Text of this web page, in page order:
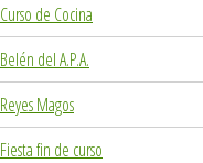
Curso de Cocina
Belén del A.P.A.
Reyes Magos
Fiesta fin de curso